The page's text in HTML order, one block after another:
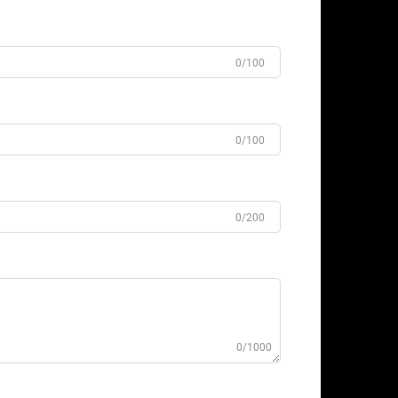
0/100
0/100
0/200
0/1000